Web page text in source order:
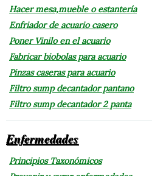
Hacer mesa,mueble o estantería
Enfriador de acuario casero
Poner Vinilo en el acuario
Fabricar biobolas para acuario
Pinzas caseras para acuario
Filtro sump decantador pantano
Filtro sump decantador 2 panta
Enfermedades
Principios Taxonómicos